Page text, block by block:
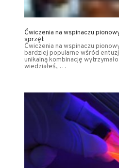
Ćwiczenia na wspinaczu
sprzęt
Ćwiczenia na wspinaczu
bardziej popularne wśród
unikalną kombinację
wiedziałeś, …